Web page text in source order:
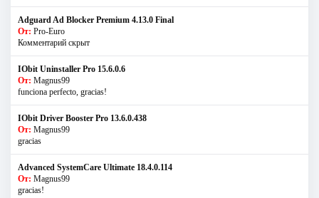
Adguard Ad Blocker Premium 4.13.0 Final
От: Pro-Euro
Комментарий скрыт
IObit Uninstaller Pro 15.6.0.6
От: Magnus99
funciona perfecto, gracias!
IObit Driver Booster Pro 13.6.0.438
От: Magnus99
gracias
Advanced SystemCare Ultimate 18.4.0.114
От: Magnus99
gracias!